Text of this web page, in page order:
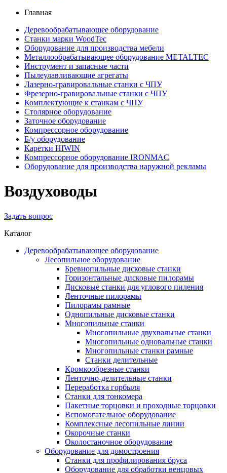
Главная
Деревообрабатывающее оборудование
Станки марки WoodTec
Оборудование для производства мебели
Металлообрабатывающее оборудование METALTEC
Инструмент и запасные части
Пылеулавливающие агрегаты
Лазерно-гравировальные станки с ЧПУ
Фрезерно-гравировальные станки с ЧПУ
Комплектующие к станкам с ЧПУ
Столярное оборудование
Заточное оборудование
Компрессорное оборудование
Б/у оборудование
Каретки HIWIN
Компрессорное оборудование IRONMAC
Оборудование для производства наружной рекламы
Воздуховоды
Задать вопрос
Каталог
Деревообрабатывающее оборудование
Лесопильное оборудование
Бревнопильные дисковые станки
Горизонтальные дисковые пилорамы
Дисковые станки для углового пиления
Ленточные пилорамы
Пилорамы рамные
Однопильные дисковые станки
Многопильные станки
Многопильные двухвальные станки
Многопильные одновальные станки
Многопильные станки рамные
Станки делительные
Кромкообрезные станки
Ленточно-делительные станки
Переработка горбыля
Станки для тонкомера
Пакетные торцовки и проходные торцовки
Вспомогательное оборудование
Комплексные лесопильные линии
Окорочные станки
Околостаночное оборудование
Оборудование для домостроения
Станки для профилирования бруса
Оборудование для обработки венцовых